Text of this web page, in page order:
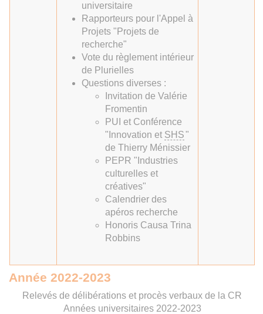
universitaire
Rapporteurs pour l'Appel à
Projets "Projets de
recherche"
Vote du règlement intérieur
de Plurielles
Questions diverses :
Invitation de Valérie
Fromentin
PUI et Conférence
"Innovation et SHS"
de Thierry Ménissier
PEPR "Industries
culturelles et
créatives"
Calendrier des
apéros recherche
Honoris Causa Trina
Robbins
Année 2022-2023
Relevés de délibérations et procès verbaux de la CR
Années universitaires 2022-2023